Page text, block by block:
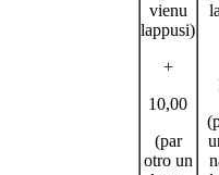
vienu
lappusi)
+
10,00
(par
otro un